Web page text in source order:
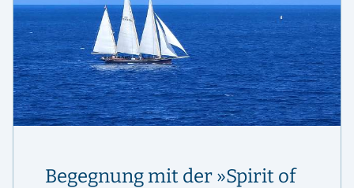
Begegnung mit der »Spirit of